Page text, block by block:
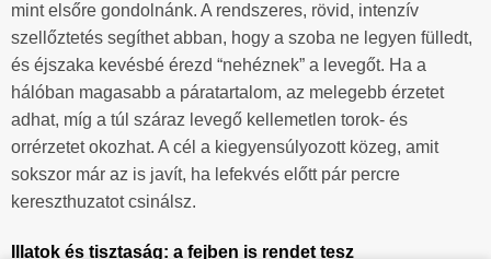
mint elsőre gondolnánk. A rendszeres, rövid, intenzív
szellőztetés segíthet abban, hogy a szoba ne legyen fülledt,
és éjszaka kevésbé érezd “nehéznek” a levegőt. Ha a
hálóban magasabb a páratartalom, az melegebb érzetet
adhat, míg a túl száraz levegő kellemetlen torok- és
orrérzetet okozhat. A cél a kiegyensúlyozott közeg, amit
sokszor már az is javít, ha lefekvés előtt pár percre
kereszthuzatot csinálsz.
Illatok és tisztaság: a fejben is rendet tesz